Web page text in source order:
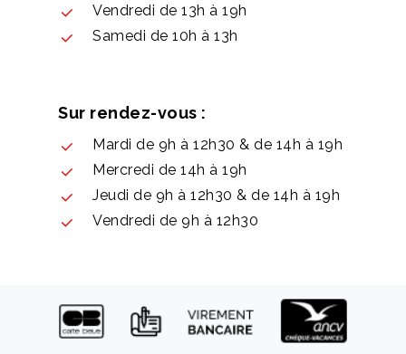
Vendredi de 13h à 19h
Samedi de 10h à 13h
Sur rendez-vous :
Mardi de 9h à 12h30 & de 14h à 19h
Mercredi de 14h à 19h
Jeudi de 9h à 12h30 & de 14h à 19h
Vendredi de 9h à 12h30